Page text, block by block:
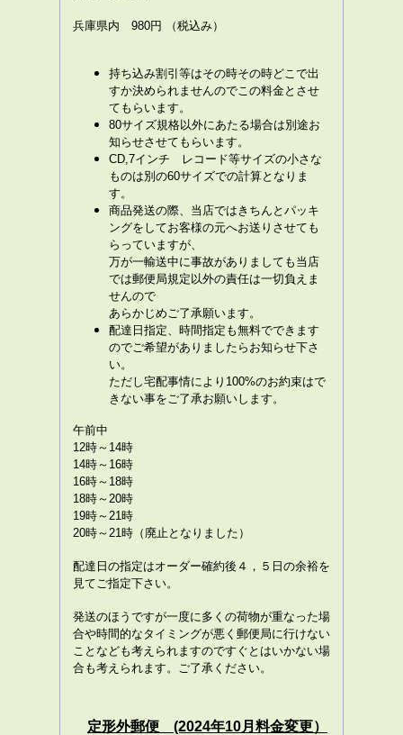
兵庫県内 980円 （税込み）
持ち込み割引等はその時その時どこで出
すか決められませんのでこの料金とさせ
てもらいます。
80サイズ規格以外にあたる場合は別途お
知らせさせてもらいます。
CD,7インチ レコード等サイズの小さな
ものは別の60サイズでの計算となりま
す。
商品発送の際、当店ではきちんとパッキ
ングをしてお客様の元へお送りさせても
らっていますが、
万が一輸送中に事故がありましても当店
では郵便局規定以外の責任は一切負えま
せんので
あらかじめご了承願います。
配達日指定、時間指定も無料でできます
のでご希望がありましたらお知らせ下さ
い。
ただし宅配事情により100%のお約束はで
きない事をご了承お願いします。
午前中
12時～14時
14時～16時
16時～18時
18時～20時
19時～21時
20時～21時（廃止となりました）
配達日の指定はオーダー確約後４，５日の余裕を
見てご指定下さい。
発送のほうですが一度に多くの荷物が重なった場
合や時間的なタイミングが悪く郵便局に行けない
ことなども考えられますのですぐとはいかない場
合も考えられます。ご了承ください。
定形外郵便 (2024年10月料金変更）